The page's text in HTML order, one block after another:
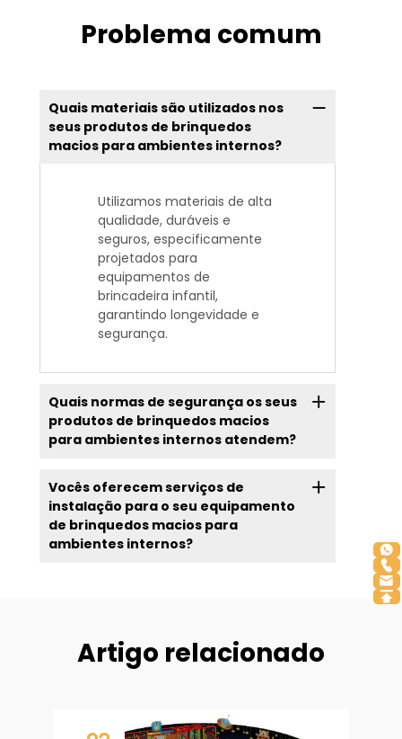
Problema comum
Quais materiais são utilizados nos
seus produtos de brinquedos
macios para ambientes internos?
Utilizamos materiais de alta
qualidade, duráveis e
seguros, especificamente
projetados para
equipamentos de
brincadeira infantil,
garantindo longevidade e
segurança.
Quais normas de segurança os seus
produtos de brinquedos macios
para ambientes internos atendem?
Vocês oferecem serviços de
instalação para o seu equipamento
de brinquedos macios para
ambientes internos?
Artigo relacionado